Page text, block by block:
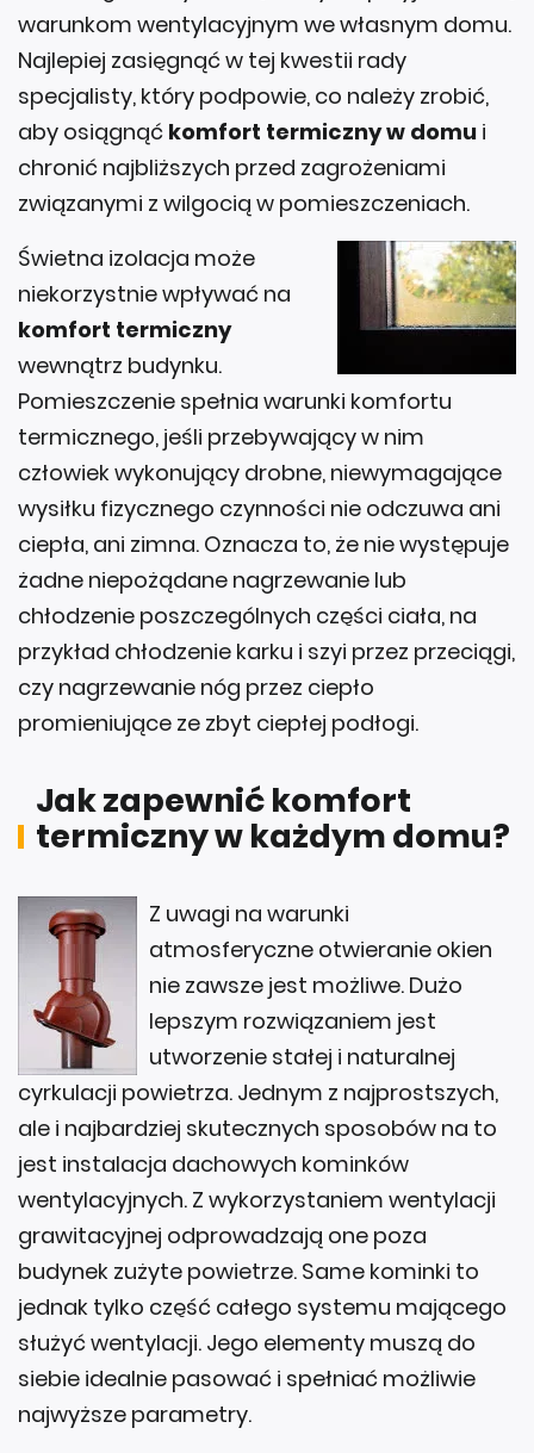
warunkom wentylacyjnym we własnym domu.
Najlepiej zasięgnąć w tej kwestii rady
specjalisty, który podpowie, co należy zrobić,
aby osiągnąć komfort termiczny w domu i
chronić najbliższych przed zagrożeniami
związanymi z wilgocią w pomieszczeniach.
Świetna izolacja może
niekorzystnie wpływać na
komfort termiczny
wewnątrz budynku.
Pomieszczenie spełnia warunki komfortu
termicznego, jeśli przebywający w nim
człowiek wykonujący drobne, niewymagające
wysiłku fizycznego czynności nie odczuwa ani
ciepła, ani zimna. Oznacza to, że nie występuje
żadne niepożądane nagrzewanie lub
chłodzenie poszczególnych części ciała, na
przykład chłodzenie karku i szyi przez przeciągi,
czy nagrzewanie nóg przez ciepło
promieniujące ze zbyt ciepłej podłogi.
Jak zapewnić komfort
termiczny w każdym domu?
Z uwagi na warunki
atmosferyczne otwieranie okien
nie zawsze jest możliwe. Dużo
lepszym rozwiązaniem jest
utworzenie stałej i naturalnej
cyrkulacji powietrza. Jednym z najprostszych,
ale i najbardziej skutecznych sposobów na to
jest instalacja dachowych kominków
wentylacyjnych. Z wykorzystaniem wentylacji
grawitacyjnej odprowadzają one poza
budynek zużyte powietrze. Same kominki to
jednak tylko część całego systemu mającego
służyć wentylacji. Jego elementy muszą do
siebie idealnie pasować i spełniać możliwie
najwyższe parametry.